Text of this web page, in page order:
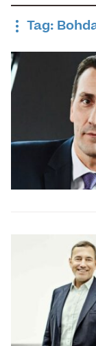
Tag: